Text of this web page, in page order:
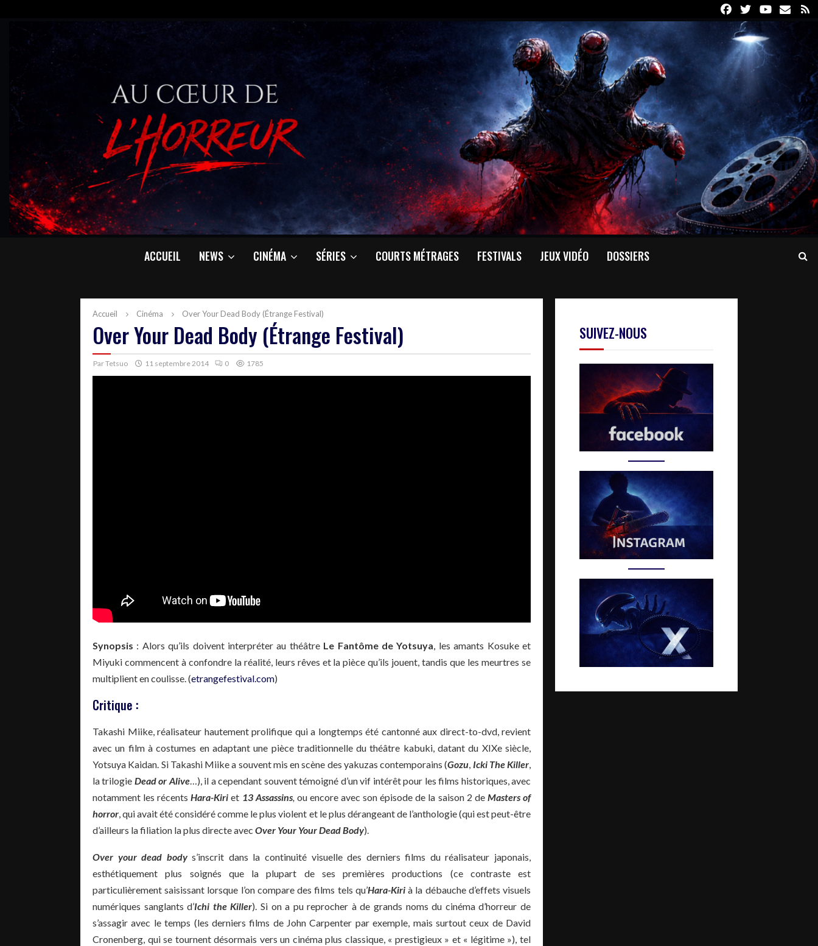
FacebookTwitterYoutube
Email
ACCUEIL NEWS CINÉMA SÉRIES COURTS MÉTRAGES FESTIVALS JEUX VIDÉO DOSSIERS
Accueil Cinéma Over Your Dead Body (Étrange Festival)
Over Your Dead Body (Étrange Festival)
ParTetsuo 11 septembre 2014 0 1785
Synopsis : Alors qu’ils doivent interpréter au théâtre Le Fantôme de Yotsuya, les amants Kosuke et
Miyuki commencent à confondre la réalité, leurs rêves et la pièce qu’ils jouent, tandis que les meurtres se
multiplient en coulisse. (etrangefestival.com)
Critique :
Takashi Miike, réalisateur hautement prolifique qui a longtemps été cantonné aux direct-to-dvd, revient
avec un film à costumes en adaptant une pièce traditionnelle du théâtre kabuki, datant du XIXe siècle,
Yotsuya Kaidan. Si Takashi Miike a souvent mis en scène des yakuzas contemporains (Gozu, Icki The Killer,
la trilogie Dead or Alive…), il a cependant souvent témoigné d’un vif intérêt pour les films historiques, avec
notamment les récentsHara-Kiri et 13 Assassins, ou encore avec son épisode de la saison 2 de Masters of
horror, qui avait été considéré comme le plus violent et le plus dérangeant de l’anthologie (qui est peut-être
d’ailleurs la filiation la plus directe avec Over Your Your Dead Body).
Over your dead bodys’inscrit dans la continuité visuelle des derniers films du réalisateur japonais,
esthétiquement plus soignés que la plupart de ses premières productions (ce contraste est
particulièrement saisissant lorsque l’on compare des films tels qu’Hara-Kirià la débauche d’effets visuels
numériques sanglants d’Ichi the Killer). Si on a pu reprocher à de grands noms du cinéma d’horreur de
s’assagir avec le temps (les derniers films de John Carpenter par exemple, mais surtout ceux de David
Cronenberg, qui se tournent désormais vers un cinéma plus classique, « prestigieux » et « légitime »), tel
SUIVEZ-NOUS